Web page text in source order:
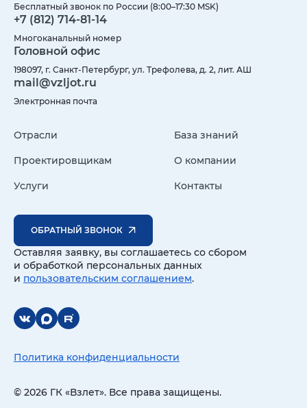
Бесплатный звонок по России (8:00–17:30 MSK)
+7 (812) 714-81-14
Многоканальный номер
Головной офис
198097, г. Санкт-Петербург, ул. Трефолева, д. 2, лит. АШ
mail@vzljot.ru
Электронная почта
Отрасли
Проектировщикам
Услуги
База знаний
О компании
Контакты
ОБРАТНЫЙ ЗВОНОК
Оставляя заявку, вы соглашаетесь со сбором
и обработкой персональных данных
и пользовательским соглашением.
© 2026 ГК «Взлет». Все права защищены.
Политика конфиденциальности